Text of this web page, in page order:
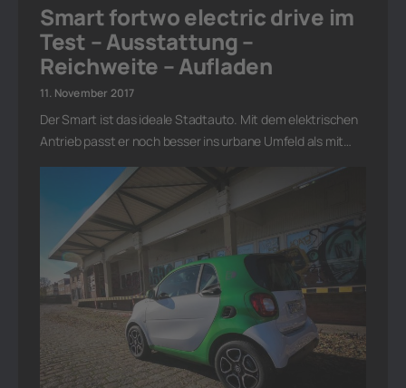
Smart fortwo electric drive im
Test – Ausstattung –
Reichweite – Aufladen
11. November 2017
Der Smart ist das ideale Stadtauto. Mit dem elektrischen
Antrieb passt er noch besser ins urbane Umfeld als mit…